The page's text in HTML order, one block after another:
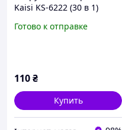
Kaisi KS-6222 (30 в 1)
Готово к отправке
110₴
Купить